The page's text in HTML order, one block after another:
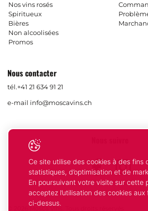
Nos vins rosés
Spiritueux
Bières
Non alcoolisées
Promos
Nous contacter
tél.+41 21 634 91 21
e-mail info@moscavins.ch
© 2026 Mosca Vins. Tous droits réservés
Ce site utilise des cookies à des fins
statistiques, d’optimisation et de
En poursuivant votre visite sur cette
acceptez l’utilisation des cookies
ci-dessus.